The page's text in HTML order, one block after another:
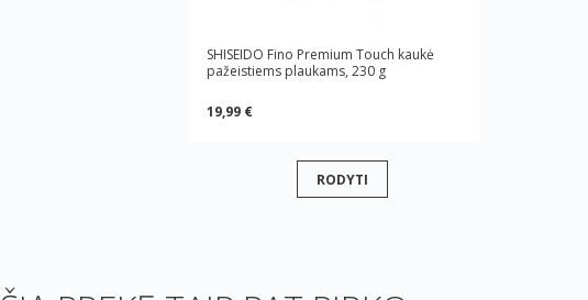
SHISEIDO Fino Premium Touch kaukė
pažeistiems plaukams, 230 g
19,99 €
RODYTI